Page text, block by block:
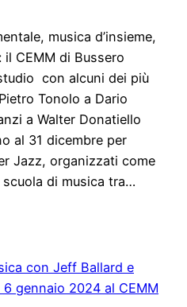
musica d’insieme,
CEMM di Bussero
con alcuni dei più
Tonolo a Dario
a Walter Donatiello
al 31 dicembre per
Jazz, organizzati come
di musica tra…